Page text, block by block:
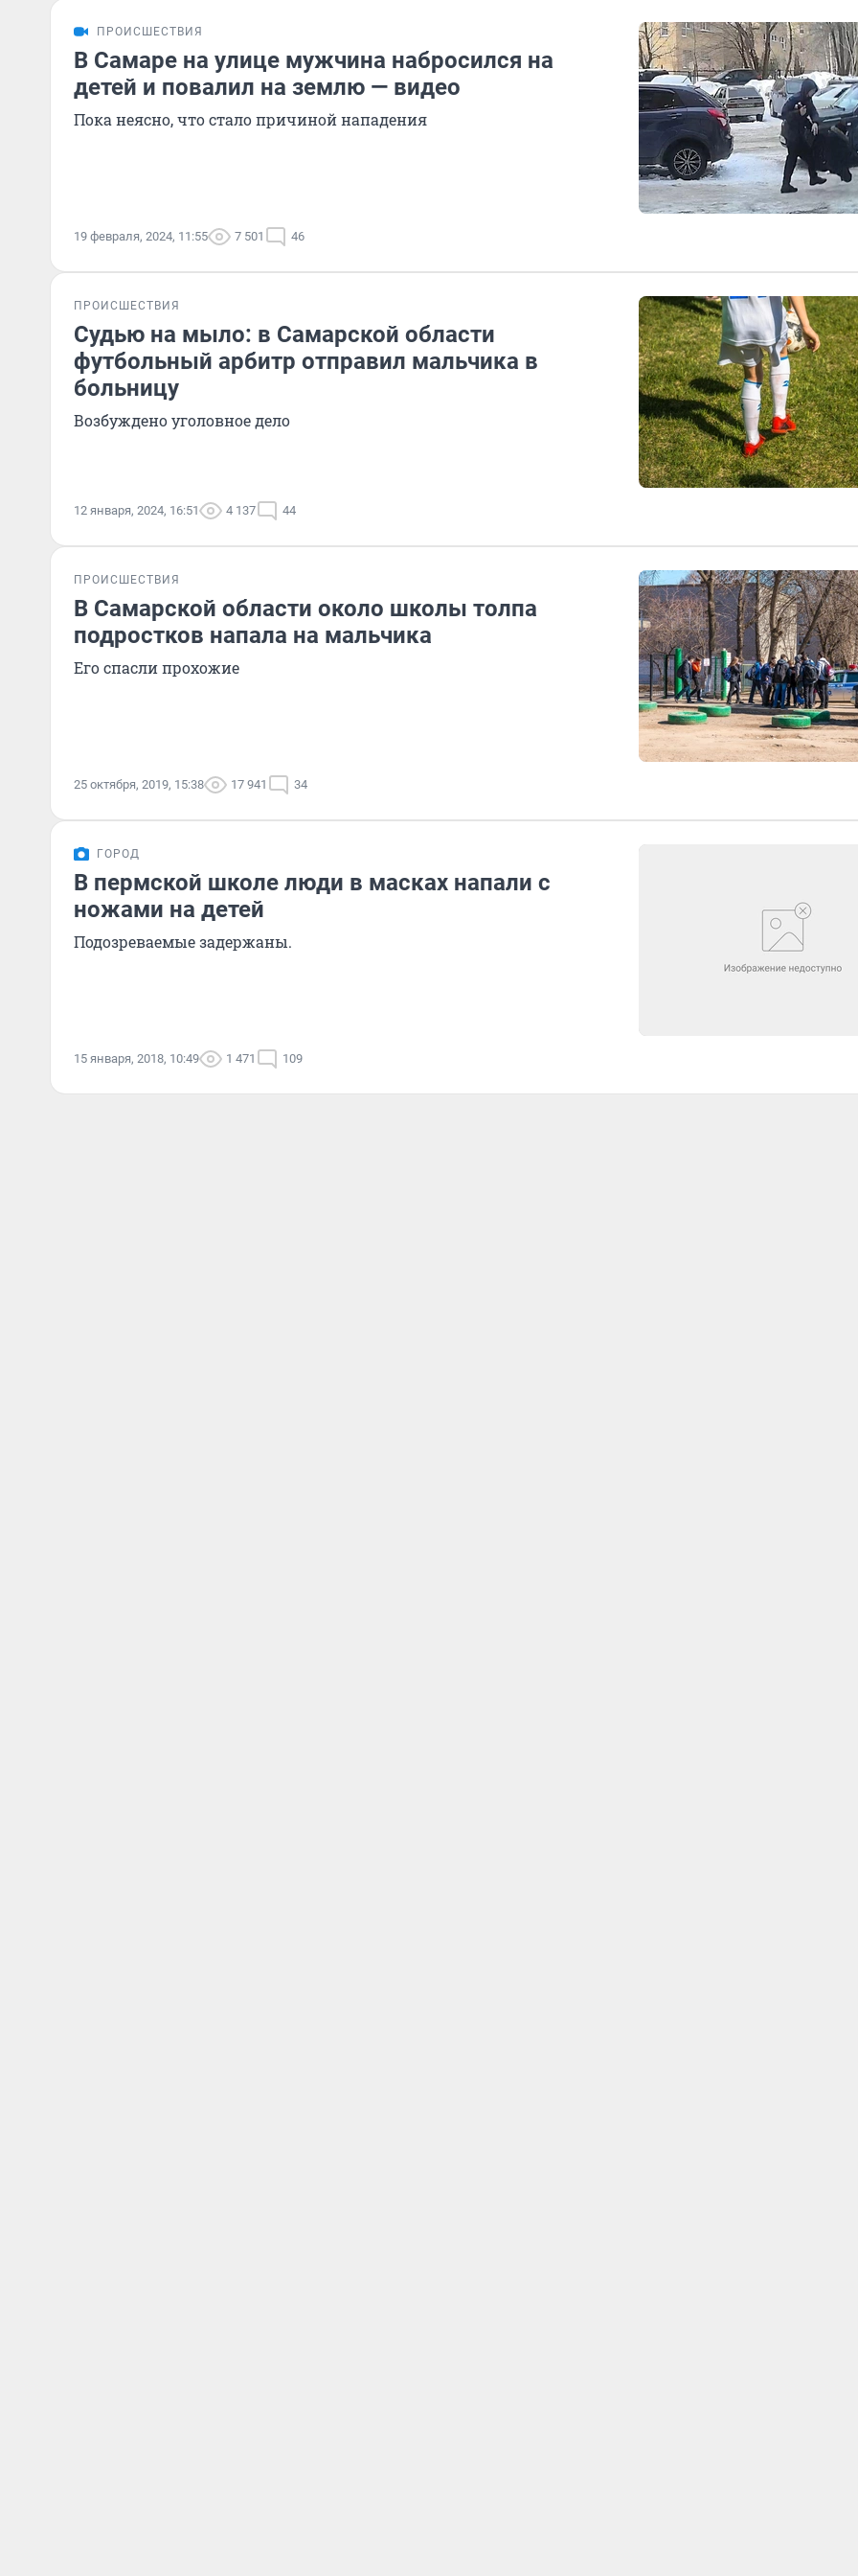
ПРОИСШЕСТВИЯ
В Самаре на улице мужчина набросился на
детей и повалил на землю — видео
Пока неясно, что стало причиной нападения
19 февраля, 2024, 11:55 7 501 46
ПРОИСШЕСТВИЯ
Судью на мыло: в Самарской области
футбольный арбитр отправил мальчика в
больницу
Возбуждено уголовное дело
12 января, 2024, 16:51 4 137 44
ПРОИСШЕСТВИЯ
В Самарской области около школы толпа
подростков напала на мальчика
Его спасли прохожие
25 октября, 2019, 15:38 17 941 34
ГОРОД
В пермской школе люди в масках напали с
ножами на детей
Подозреваемые задержаны.
15 января, 2018, 10:49 1 471 109